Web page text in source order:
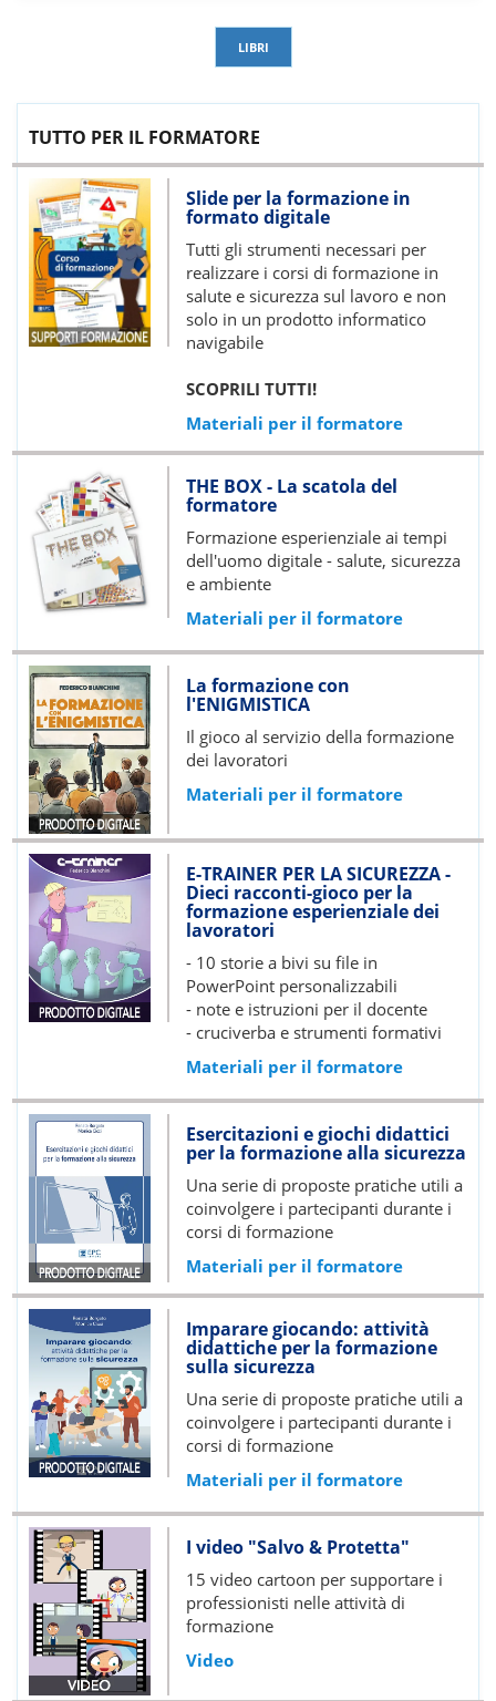
LIBRI
TUTTO PER IL FORMATORE
Slide per la formazione in
formato digitale
Tutti gli strumenti necessari per
realizzare i corsi di formazione in
salute e sicurezza sul lavoro e non
solo in un prodotto informatico
navigabile
SCOPRILI TUTTI!
Materiali per il formatore
THE BOX - La scatola del
formatore
Formazione esperienziale ai tempi
dell'uomo digitale - salute, sicurezza
e ambiente
Materiali per il formatore
La formazione con
l'ENIGMISTICA
Il gioco al servizio della formazione
dei lavoratori
Materiali per il formatore
E-TRAINER PER LA SICUREZZA -
Dieci racconti-gioco per la
formazione esperienziale dei
lavoratori
- 10 storie a bivi su file in
PowerPoint personalizzabili
- note e istruzioni per il docente
- cruciverba e strumenti formativi
Materiali per il formatore
Esercitazioni e giochi didattici
per la formazione alla sicurezza
Una serie di proposte pratiche utili a
coinvolgere i partecipanti durante i
corsi di formazione
Materiali per il formatore
Imparare giocando: attività
didattiche per la formazione
sulla sicurezza
Una serie di proposte pratiche utili a
coinvolgere i partecipanti durante i
corsi di formazione
Materiali per il formatore
I video "Salvo & Protetta"
15 video cartoon per supportare i
professionisti nelle attività di
formazione
Video